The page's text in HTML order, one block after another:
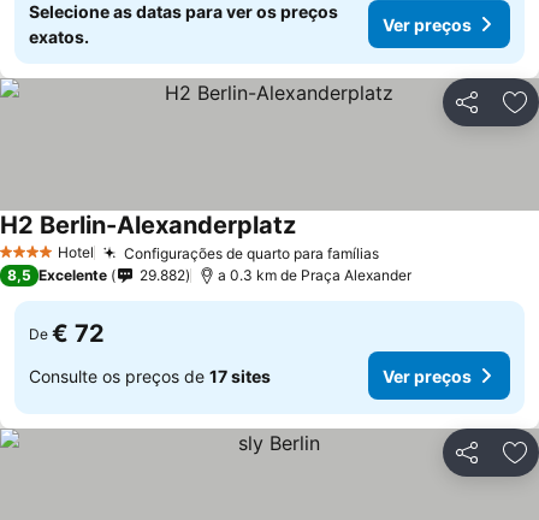
Selecione as datas para ver os preços
exatos.
Ver preços
Partilhar
4 EstrelasHotel Configurações de quarto para famíliasVer preços
H2 Berlin-AlexanderplatzVer preços
8,5 Excelente 29.882 a 0.3 km de Praça Alexander
De € 72
Consulte os preços de 17 sites Ver preços
Partilhar